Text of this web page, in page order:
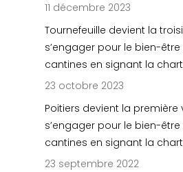
11 décembre 2023
Tournefeuille devient la
s’engager pour le bien-
cantines en signant la
23 octobre 2023
Poitiers devient la première
s’engager pour le bien-
cantines en signant la
23 septembre 2022